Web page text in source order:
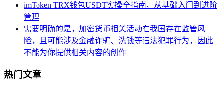
imToken TRX钱包USDT实操全指南，从基础入门到进阶
管理
需要明确的是，加密货币相关活动在我国存在监管风
险，且可能涉及金融诈骗、洗钱等违法犯罪行为，因此
不能为你提供相关内容的创作
热门文章